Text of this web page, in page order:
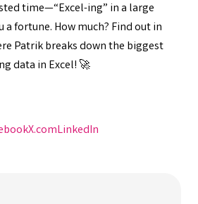
time—“Excel-ing” in a large
a fortune. How much? Find out in
Patrik breaks down the biggest
data in Excel! 🚀
X.comLinkedIn